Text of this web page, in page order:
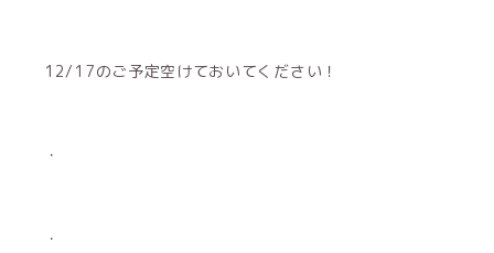
12/17のご予定空けておいてください！
・
・